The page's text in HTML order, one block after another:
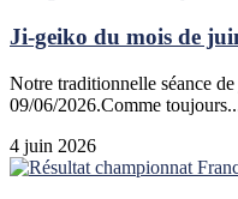
Ji-geiko du mois de
Notre traditionnelle séance
09/06/2026.Comme
4 juin 2026